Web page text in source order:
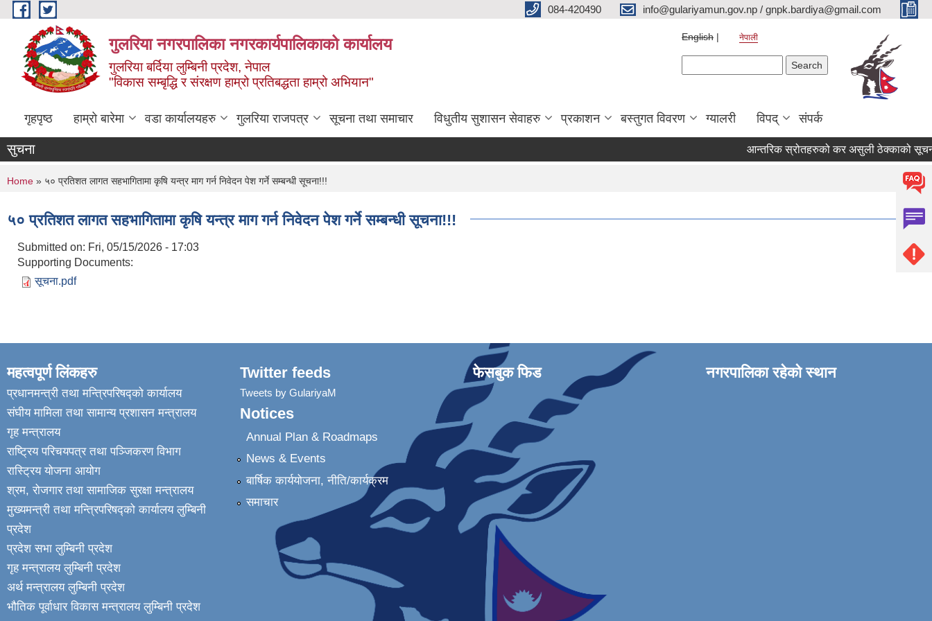
Skip to main content 084-420490 info@gulariyamun.gov.np / gnpk.bardiya@gmail.com
गुलरिया नगरपालिका नगरकार्यपालिकाको कार्यालय
गुलरिया बर्दिया लुम्बिनी प्रदेश, नेपाल
"विकास सम्बृद्धि र संरक्षण हाम्रो प्रतिबद्धता हाम्रो अभियान"
English नेपाली
गृहपृष्ठ हाम्रो बारेमा वडा कार्यालयहरु गुलरिया राजपत्र सूचना तथा समाचार विधुतीय सुशासन सेवाहरु प्रकाशन बस्तुगत विवरण ग्यालरी विपद् संपर्क
सुचना आन्तरिक स्रोतहरुको कर असुली ठेक्काको
You are here
Home » ५० प्रतिशत लागत सहभागितामा कृषि यन्त्र माग गर्न निवेदन पेश गर्ने सम्बन्धी सूचना!!!
५० प्रतिशत लागत सहभागितामा कृषि यन्त्र माग गर्न निवेदन पेश गर्ने सम्बन्धी सूचना!!!
Submitted on: Fri, 05/15/2026 - 17:03
Supporting Documents:
सूचना.pdf
महत्वपूर्ण लिंकहरु
प्रधानमन्त्री तथा मन्त्रिपरिषद्को कार्यालय
संघीय मामिला तथा सामान्य प्रशासन मन्त्रालय
गृह मन्त्रालय
राष्ट्रिय परिचयपत्र तथा पञ्जिकरण विभाग
रास्ट्रिय योजना आयोग
श्रम, रोजगार तथा सामाजिक सुरक्षा मन्त्रालय
मुख्यमन्त्री तथा मन्त्रिपरिषद्को कार्यालय लुम्बिनी
प्रदेश
प्रदेश सभा लुम्बिनी प्रदेश
गृह मन्त्रालय लुम्बिनी प्रदेश
अर्थ मन्त्रालय लुम्बिनी प्रदेश
भौतिक पूर्वाधार विकास मन्त्रालय लुम्बिनी प्रदेश
Twitter feeds
Tweets by GulariyaM
Notices
Annual Plan & Roadmaps
News & Events
बार्षिक कार्ययोजना, नीति/कार्यक्रम
समाचार
फेसबुक फिड नगरपालिका रहेको स्थान